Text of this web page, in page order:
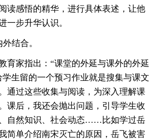
读感悟的精华，进行具体表述，让他
一步升华认识。
结合。
育家指出：“课堂的外延与课外的外延
学生留的一个预习作业就是搜集与课文
通过这些收集与阅读，为深入理解课
课后，我还会抛出问题，引导学生收
自然知识、社会动态……比如学过岳
简单介绍南宋灭亡的原因，岳飞被害